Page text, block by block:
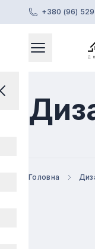
+380 (96)
Головне
Головна